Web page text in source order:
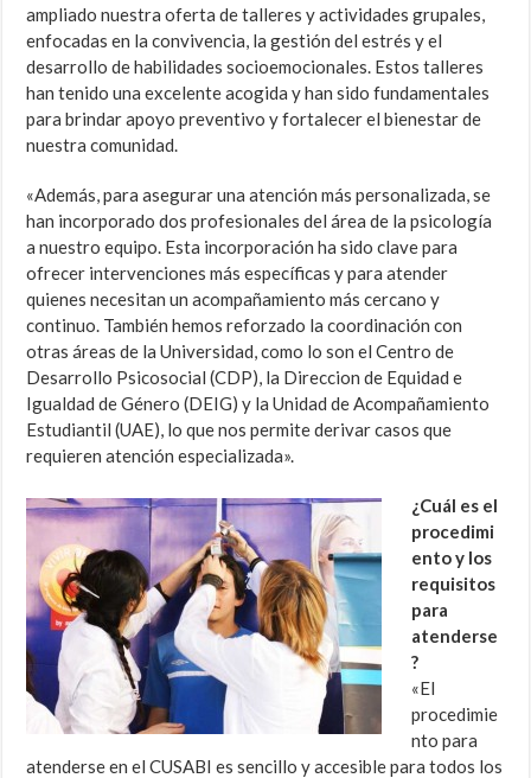
ampliado nuestra oferta de talleres y actividades grupales,
enfocadas en la convivencia, la gestión del estrés y el
desarrollo de habilidades socioemocionales. Estos talleres
han tenido una excelente acogida y han sido fundamentales
para brindar apoyo preventivo y fortalecer el bienestar de
nuestra comunidad.
«Además, para asegurar una atención más personalizada, se
han incorporado dos profesionales del área de la psicología
a nuestro equipo. Esta incorporación ha sido clave para
ofrecer intervenciones más específicas y para atender
quienes necesitan un acompañamiento más cercano y
continuo. También hemos reforzado la coordinación con
otras áreas de la Universidad, como lo son el Centro de
Desarrollo Psicosocial (CDP), la Direccion de Equidad e
Igualdad de Género (DEIG) y la Unidad de Acompañamiento
Estudiantil (UAE), lo que nos permite derivar casos que
requieren atención especializada».
¿Cuál es el
procedimi
ento y los
requisitos
para
atenderse
?
«El
procedimie
nto para
atenderse en el CUSABI es sencillo y accesible para todos los